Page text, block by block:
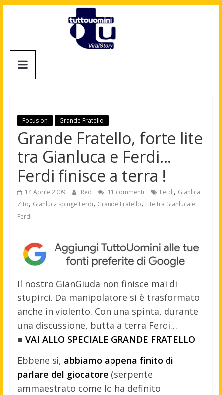
Tuttouomini
Motori,
gay
news
moda
maschile
Focus on Grande Fratello
Grande Fratello, forte lite
tra Gianluca e Ferdi…
Ferdi finisce a terra !
14 Aprile 2009 Red 11 commenti Ferdi, Gianlica
Zito, Gianluca spinge Ferdi, Grande Fratello, Lite tra Gianluca e
Ferdi
Il nostro GianGiuda non finisce mai di
stupirci. Da manipolatore si è trasformato
anche in violento. Con una spinta, durante
una discussione, butta a terra Ferdi…
■ VAI ALLO SPECIALE GRANDE FRATELLO
Ebbene sì, abbiamo appena finito di
parlare del giocatore (serpente
ammaestrato come lo ha definito